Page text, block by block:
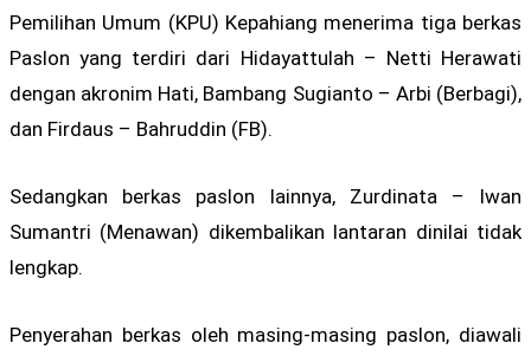
Pemilihan Umum (KPU) Kepahiang menerima tiga berkas
Paslon yang terdiri dari Hidayattulah – Netti Herawati
dengan akronim Hati, Bambang Sugianto – Arbi (Berbagi),
dan Firdaus – Bahruddin (FB).
Sedangkan berkas paslon lainnya, Zurdinata – Iwan
Sumantri (Menawan) dikembalikan lantaran dinilai tidak
lengkap.
Penyerahan berkas oleh masing-masing paslon, diawali